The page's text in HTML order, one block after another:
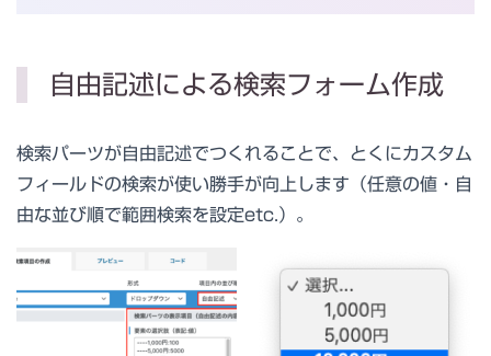
自由記述による検索フォーム作成
検索パーツが自由記述でつくれることで、とくにカスタム
フィールドの検索が使い勝手が向上します（任意の値・自
由な並び順で範囲検索を設定etc.）。